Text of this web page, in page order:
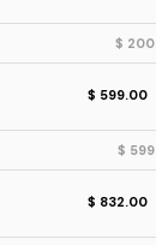
$
$ 599.00
$
$ 832.00